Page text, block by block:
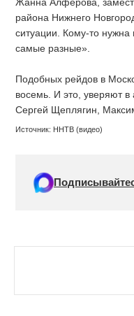
района Нижнего
ситуации. Кому-то
самые разные».
Подобных рейдов в
восемь. И это, уверяют в
Сергей Щеплягин,
Источник: ННТВ (видео)